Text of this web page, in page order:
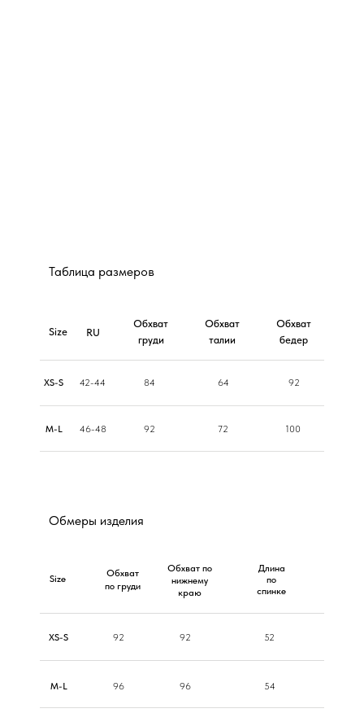
Таблица размеров
Обмеры изделия
Size
Size
ХS-S
RU
M-L
Обхват
груди
Обхват
по груди
Обхват
талии
Обхват по
нижнему
краю
Обхват
бедер
Длина
по
спинке
ХS-S 42-44 84
92
64
92
92
52
46-48 92 72
96
100
96
M-L
54